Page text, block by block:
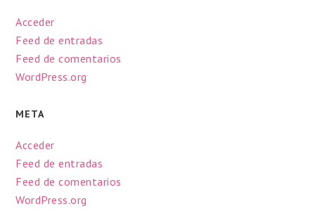
Acceder
Feed de entradas
Feed de comentarios
WordPress.org
META
Acceder
Feed de entradas
Feed de comentarios
WordPress.org